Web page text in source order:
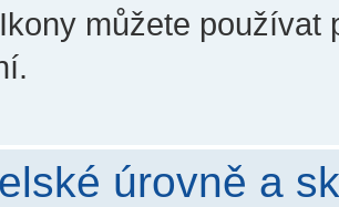
můžete používat
úrovně a